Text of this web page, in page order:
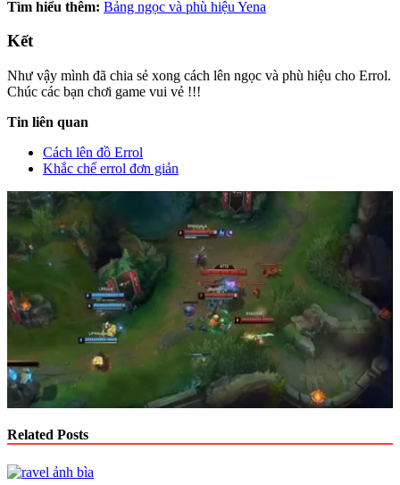
Tìm hiểu thêm: Bảng ngọc và phù hiệu Yena
Kết
Như vậy mình đã chia sẻ xong cách lên ngọc và phù hiệu cho Errol.
Chúc các bạn chơi game vui vẻ !!!
Tin liên quan
Cách lên đồ Errol
Khắc chế errol đơn giản
Related Posts